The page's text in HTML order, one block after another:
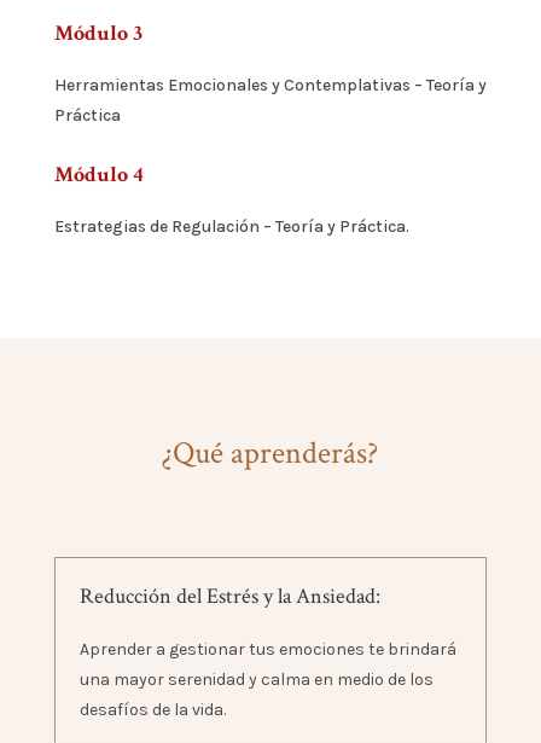
Módulo 3
Herramientas Emocionales y Contemplativas – Teoría y
Práctica
Módulo 4
Estrategias de Regulación – Teoría y Práctica.
¿Qué aprenderás?
Reducción del Estrés y la Ansiedad:
Aprender a gestionar tus emociones te brindará
una mayor serenidad y calma en medio de los
desafíos de la vida.